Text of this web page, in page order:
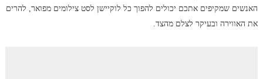
האנשים שמקיפים אתכם יכולים להפוך כל לוקיישן לסט צילומים מפואר, להרים
את האווירה ובעיקר לצלם מהצד.